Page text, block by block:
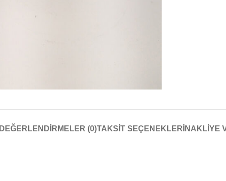
DEĞERLENDIRMELER (0)TAKSIT SEÇENEKLERI NAKLIYE